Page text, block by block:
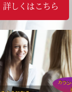
詳しくはこちら